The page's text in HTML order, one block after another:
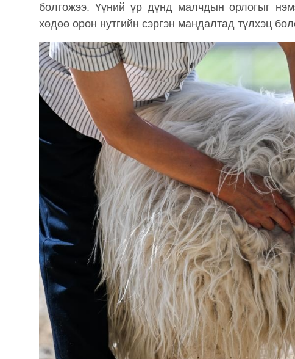
болгожээ. Үүний үр дүнд малчдын орлогыг
хөдөө орон нутгийн сэргэн мандалтад түлхэц